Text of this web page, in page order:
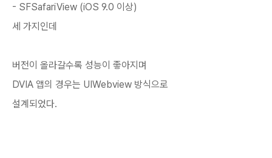
- SFSafariView (iOS 9.0 이상)
세 가지인데
버전이 올라갈수록 성능이 좋아지며
DVIA 앱의 경우는 UIWebview 방식으로
설계되었다.